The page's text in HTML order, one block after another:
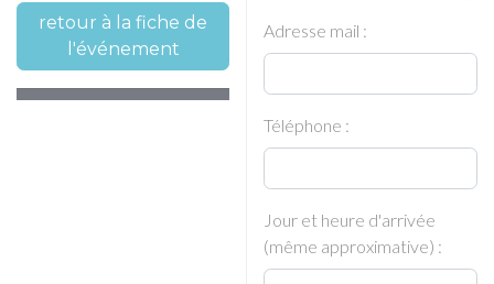
retour à la fiche de
l'événement
Adresse mail :
Téléphone :
Jour et heure d'arrivée
(même approximative) :